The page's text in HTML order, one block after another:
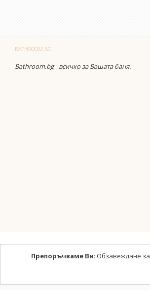
BATHROOM.BG
Bathroom.bg - всичко за Вашата баня.
Препоръчваме Ви: Обзавеждане за